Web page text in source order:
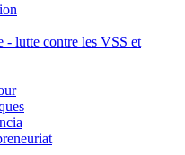
- lutte contre les VSS et